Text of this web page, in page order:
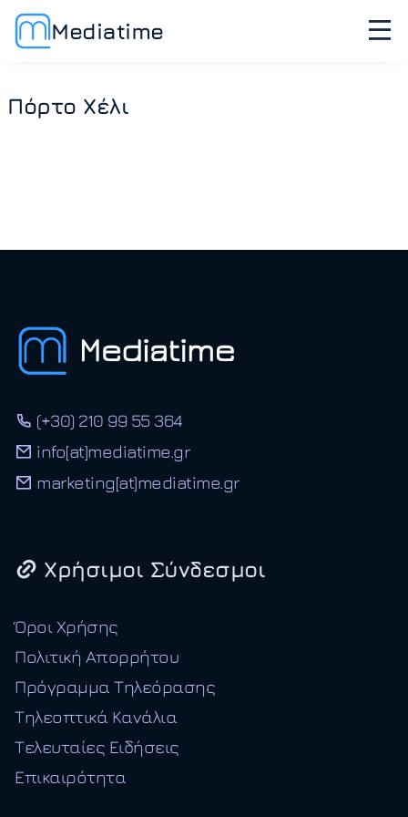
Mediatime
Πόρτο Χέλι
(+30) 210 99 55 364
info[at]mediatime.gr
marketing[at]mediatime.gr
Χρήσιμοι Σύνδεσμοι
Όροι Χρήσης
Πολιτική Απορρήτου
Πρόγραμμα Τηλεόρασης
Τηλεοπτικά Κανάλια
Τελευταίες Ειδήσεις
Επικαιρότητα